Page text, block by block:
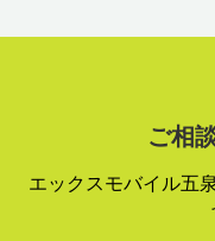
ご相
エックスモバイル五